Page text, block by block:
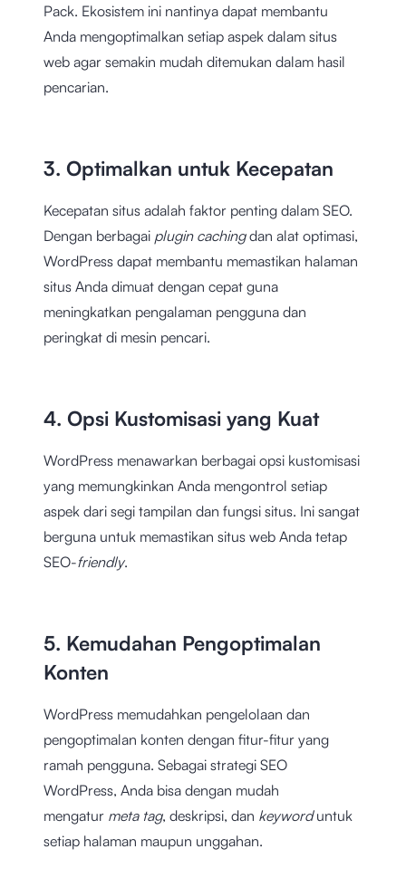
Pack. Ekosistem ini nantinya dapat membantu
Anda mengoptimalkan setiap aspek dalam situs
web agar semakin mudah ditemukan dalam hasil
pencarian.
3. Optimalkan untuk Kecepatan
Kecepatan situs adalah faktor penting dalam SEO.
Dengan berbagai plugin cachingdan alat optimasi,
WordPress dapat membantu memastikan halaman
situs Anda dimuat dengan cepat guna
meningkatkan pengalaman pengguna dan
peringkat di mesin pencari.
4. Opsi Kustomisasi yang Kuat
WordPress menawarkan berbagai opsi kustomisasi
yang memungkinkan Anda mengontrol setiap
aspek dari segi tampilan dan fungsi situs. Ini sangat
berguna untuk memastikan situs web Anda tetap
SEO-friendly.
5. Kemudahan Pengoptimalan
Konten
WordPress memudahkan pengelolaan dan
pengoptimalan konten dengan fitur-fitur yang
ramah pengguna. Sebagai strategi SEO
WordPress, Anda bisa dengan mudah
mengatur meta tag, deskripsi, dan keyworduntuk
setiap halaman maupun unggahan.